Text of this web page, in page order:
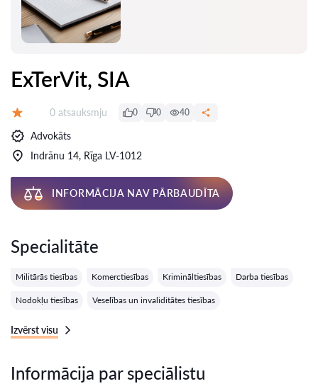
ExTerVit, SIA
Atsauksmes:
0 atsauksmju 0 0 40
Advokāts
Indrānu 14, Rīga LV-1012
INFORMĀCIJA NAV PĀRBAUDĪTA
Specialitāte
Militārās tiesības Komerctiesības Krimināltiesības Darba tiesības
Nodokļu tiesības Veselības un invaliditātes tiesības
Izvērst visu
Informācija par speciālistu